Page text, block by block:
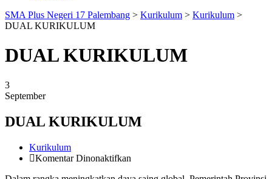
SMA Plus Negeri 17 Palembang > Kurikulum > Kurikulum >
DUAL KURIKULUM
DUAL KURIKULUM
3
September
DUAL KURIKULUM
Kurikulum
Komentar Dinonaktifkan